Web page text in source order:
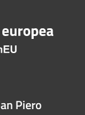
Piero